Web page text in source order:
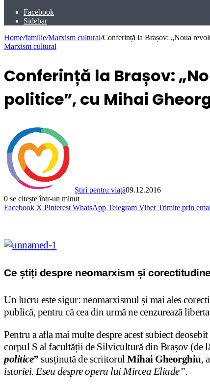
Facebook
Sidebar
Home/familie/Marxism cultural/Conferință la Brașov: „Noua
Marxism cultural
Conferință la Brașov:
politice”, cu Mihai
Știri pentru viață09.12.2016
0 se citește într-un minut
Facebook X Pinterest WhatsApp Telegram Viber Trimite prin
Ce știți despre neomarxism și
Un lucru este sigur: neomarxismul și mai ales
publică, pentru că cea din urmă ne cenzurează
Pentru a afla mai multe despre acest subiect
corpul S al facultății de Silvicultură din Brașov (de
politice” susținută de scriitorulMihai Gheorghiu,
istoriei. Eseu despre opera lui Mircea Eliade”.